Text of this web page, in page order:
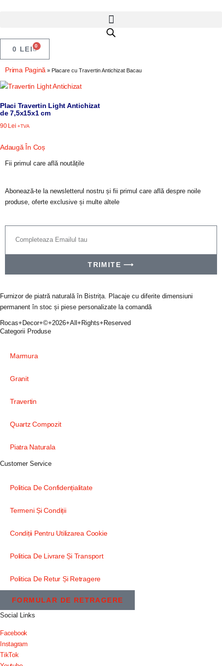
0 LEI 0
Prima Pagină » Placare cu Travertin Antichizat Bacau
Placi Travertin Light Antichizat
de 7,5x15x1 cm
90 Lei +TVA
Adaugă În Coș
Fii primul care află noutățile
Abonează-te la newsletterul nostru și fii primul care află despre noile
produse, oferte exclusive și multe altele
TRIMITE ⟶
Furnizor de piatră naturală în Bistrița. Placaje cu diferite dimensiuni
permanent în stoc și piese personalizate la comandă
Rocas+Decor+©+2026+All+Rights+Reserved
Categorii Produse
Marmura
Granit
Travertin
Quartz Compozit
Piatra Naturala
Customer Service
Politica De Confidențialitate
Termeni Și Condiții
Condiții Pentru Utilizarea Cookie
Politica De Livrare Și Transport
Politica De Retur Și Retragere
FORMULAR DE RETRAGERE
Social Links
Facebook
Instagram
TikTok